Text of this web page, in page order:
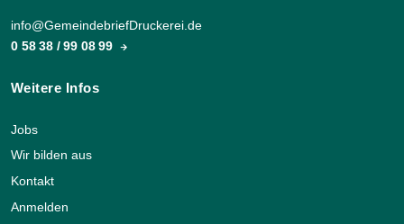
info@GemeindebriefDruckerei.de
0 58 38 / 99 08 99
Weitere Infos
Jobs
Wir bilden aus
Kontakt
Anmelden